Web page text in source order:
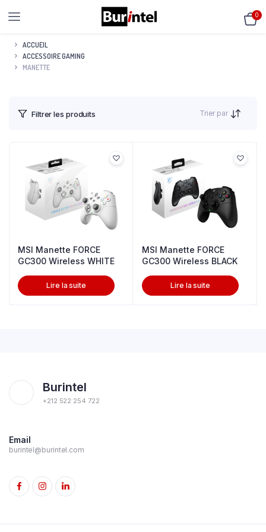
0
ACCUEIL
ACCESSOIRE GAMING
MANETTE
Filtrer les produits Trier par
MSI Manette FORCE
GC300 Wireless WHITE
Lire la suite
MSI Manette FORCE
GC300 Wireless BLACK
Lire la suite
Burintel
+212 522 254 722
Email
burintel@burintel.com